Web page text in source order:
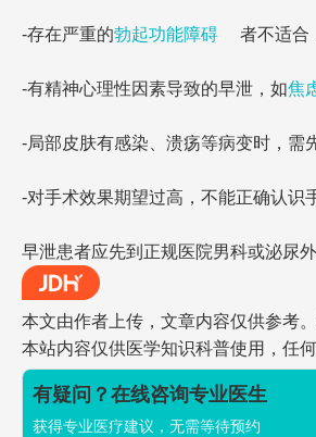
-存在严重的勃起功能障碍 者不适合
-有精神心理性因素导致的早泄，如焦
-局部皮肤有感染、溃疡等病变时，需
-对手术效果期望过高，不能正确认识
早泄患者应先到正规医院男科或泌尿
本文由作者上传，文章内容仅供参考
本站内容仅供医学知识科普使用，任
有疑问？在线咨询专业医生
获得专业医疗建议，无需等待预约